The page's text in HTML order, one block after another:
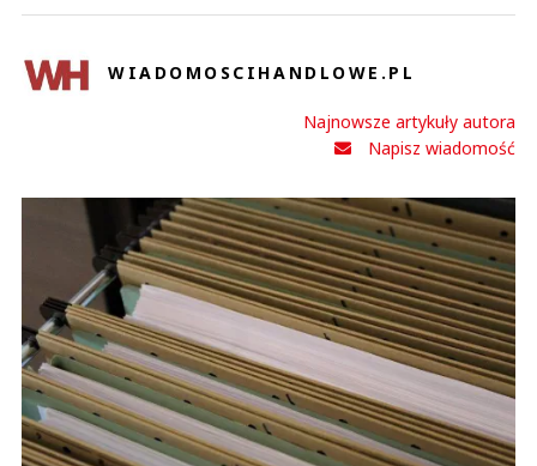
WIADOMOSCIHANDLOWE.PL
Najnowsze artykuły autora
Napisz wiadomość